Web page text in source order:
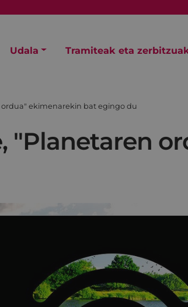
Udala Tramiteak eta
ekimenarekin bat egingo du
"Planetaren